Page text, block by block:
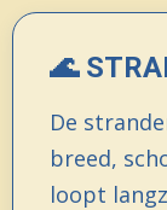
🌊
De
breed,
loopt